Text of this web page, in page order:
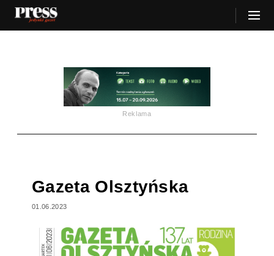
Reklama
Gazeta Olsztyńska
01.06.2023